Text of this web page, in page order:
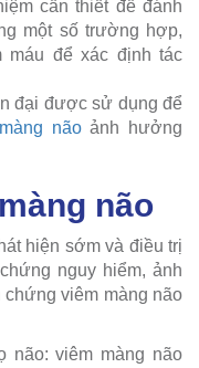
cần thiết để đánh
một số trường hợp,
máu để xác định tác
đại được sử dụng để
nãoảnh hưởng
não
hiện sớm và điều trị
nguy hiểm, ảnh
viêm màng não
não: viêm màng não